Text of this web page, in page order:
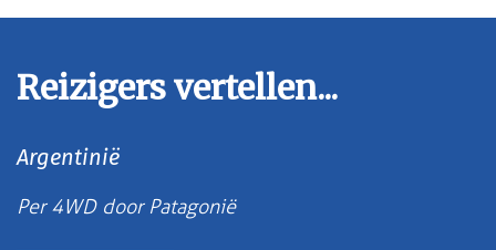
Reizigers vertellen...
Argentinië
Per 4WD door Patagonië